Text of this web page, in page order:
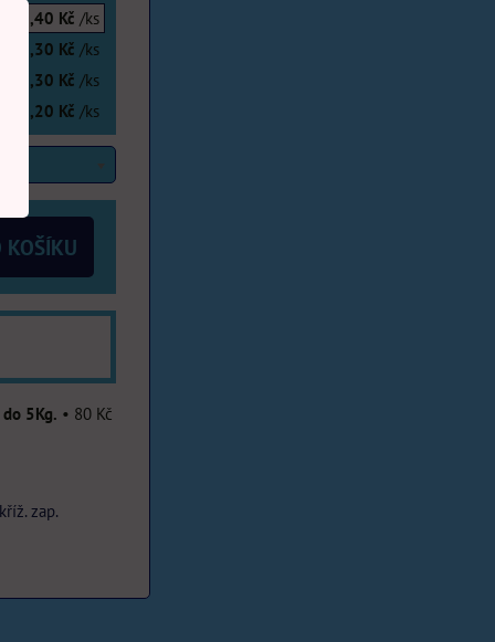
0,40 Kč /ks
0,30 Kč /ks
0,30 Kč /ks
0,20 Kč /ks
5Kg. • 80 Kč
zap.